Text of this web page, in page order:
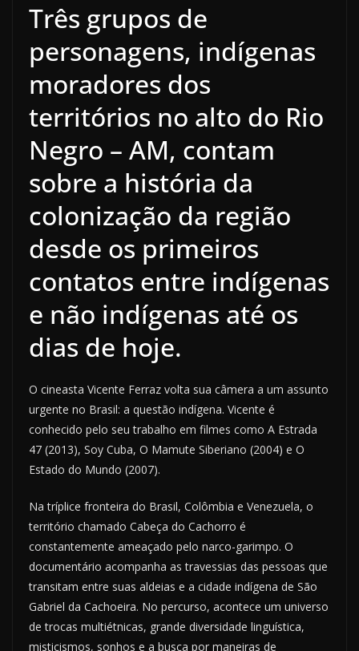
Três grupos de
personagens, indígenas
moradores dos
territórios no alto do Rio
Negro – AM, contam
sobre a história da
colonização da região
desde os primeiros
contatos entre indígenas
e não indígenas até os
dias de hoje.
O cineasta Vicente Ferraz volta sua câmera a um assunto
urgente no Brasil: a questão indígena. Vicente é
conhecido pelo seu trabalho em filmes como A Estrada
47 (2013), Soy Cuba, O Mamute Siberiano (2004) e O
Estado do Mundo (2007).
Na tríplice fronteira do Brasil, Colômbia e Venezuela, o
território chamado Cabeça do Cachorro é
constantemente ameaçado pelo narco-garimpo. O
documentário acompanha as travessias das pessoas que
transitam entre suas aldeias e a cidade indígena de São
Gabriel da Cachoeira. No percurso, acontece um universo
de trocas multiétnicas, grande diversidade linguística,
misticismos, sonhos e a busca por maneiras de